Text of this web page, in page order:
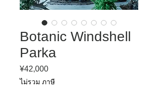
Botanic Windshell
Parka
¥42,000ราคา
ไม่รวม ภาษี